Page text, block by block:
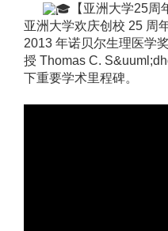
【亚洲大学25周
亚洲大学欢庆创校 25 周
2013 年诺贝尔生理医学
授 Thomas C.
下重要学术里程碑。